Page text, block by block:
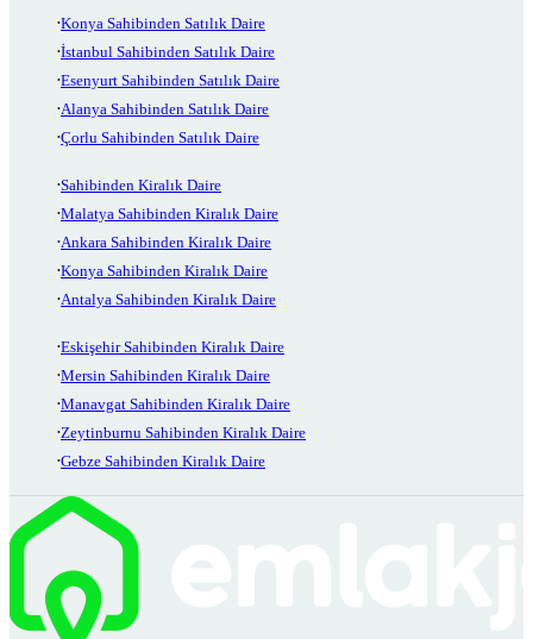
Konya Sahibinden Satılık Daire
İstanbul Sahibinden Satılık Daire
Esenyurt Sahibinden Satılık Daire
Alanya Sahibinden Satılık Daire
Çorlu Sahibinden Satılık Daire
Sahibinden Kiralık Daire
Malatya Sahibinden Kiralık Daire
Ankara Sahibinden Kiralık Daire
Konya Sahibinden Kiralık Daire
Antalya Sahibinden Kiralık Daire
Eskişehir Sahibinden Kiralık Daire
Mersin Sahibinden Kiralık Daire
Manavgat Sahibinden Kiralık Daire
Zeytinburnu Sahibinden Kiralık Daire
Gebze Sahibinden Kiralık Daire